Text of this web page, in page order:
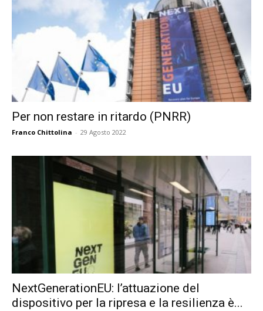
Per non restare in ritardo (PNRR)
Franco Chittolina - 29 Agosto 2022
NextGenerationEU: l’attuazione del
dispositivo per la ripresa e la resilienza è...